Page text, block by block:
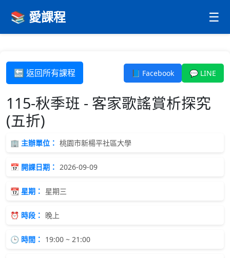
📚 愛課程 ☰
🔙 返回所有課程 📘 Facebook 💬 LINE
115-秋季班 - 客家歌謠賞析探究
(五折)
🏢 主辦單位： 桃園市新楊平社區大學
📅 開課日期： 2026-09-09
📆 星期： 星期三
⏰ 時段： 晚上
🕒 時間： 19:00 ~ 21:00